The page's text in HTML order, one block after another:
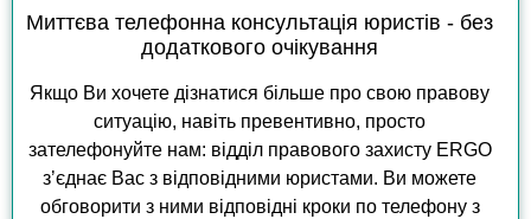
Миттєва телефонна консультація юристів - без
додаткового очікування
Якщо Ви хочете дізнатися більше про свою правову
ситуацію, навіть превентивно, просто
зателефонуйте нам: відділ правового захисту ERGO
зʼєднає Вас з відповідними юристами. Ви можете
обговорити з ними відповідні кроки по телефону з